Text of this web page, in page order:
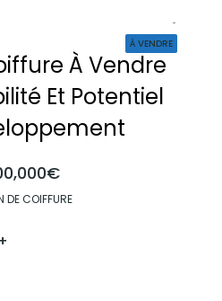
À VENDRE
À Vendre
Et Potentiel
DE COIFFURE